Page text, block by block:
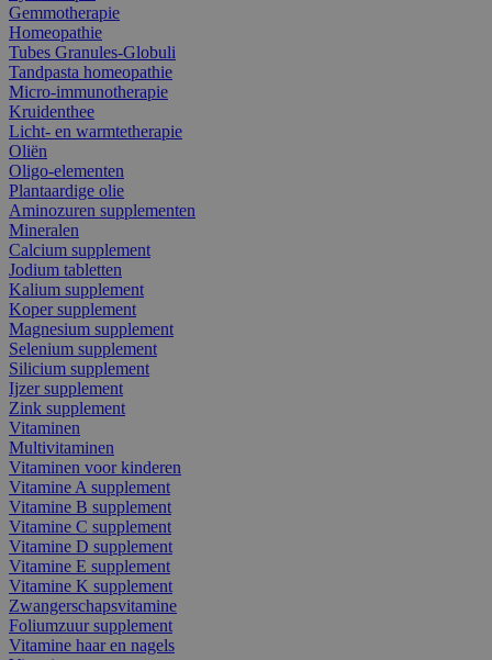
Gemmotherapie
Homeopathie
Tubes Granules-Globuli
Tandpasta homeopathie
Micro-immunotherapie
Kruidenthee
Licht- en warmtetherapie
Oliën
Oligo-elementen
Plantaardige olie
Aminozuren supplementen
Mineralen
Calcium supplement
Jodium tabletten
Kalium supplement
Koper supplement
Magnesium supplement
Selenium supplement
Silicium supplement
Ijzer supplement
Zink supplement
Vitaminen
Multivitaminen
Vitaminen voor kinderen
Vitamine A supplement
Vitamine B supplement
Vitamine C supplement
Vitamine D supplement
Vitamine E supplement
Vitamine K supplement
Zwangerschapsvitamine
Foliumzuur supplement
Vitamine haar en nagels